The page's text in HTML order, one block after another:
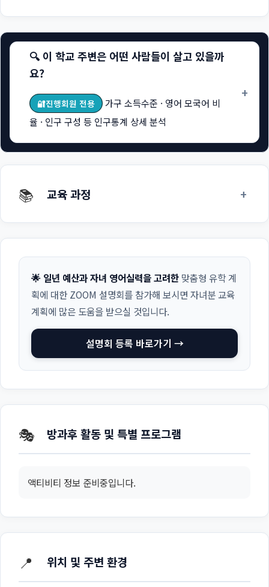
🔍 이 학교 주변은 어떤 사람들이 살고 있을까
요?
🔐진행회원 전용
가구 소득수준 · 영어 모국어 비
율 · 인구 구성 등 인구통계 상세 분석
+
📚 교육 과정 +
🌟 일년 예산과 자녀 영어실력을 고려한 맞춤형 유학 계
획에 대한 ZOOM 설명회를 참가해 보시면 자녀분 교육
계획에 많은 도움을 받으실 것입니다.
설명회 등록 바로가기 →
🎭 방과후 활동 및 특별 프로그램
액티비티 정보 준비중입니다.
📍 위치 및 주변 환경